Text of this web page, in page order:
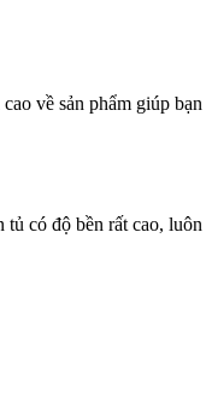
về sản phẩm giúp bạn
có độ bền rất cao, luôn